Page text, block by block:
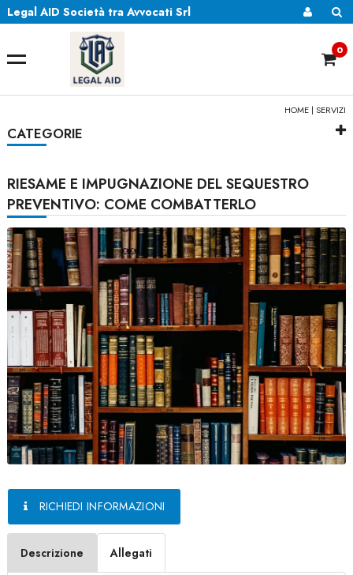
Legal AID Società tra Avvocati Srl
0
HOME |SERVIZI
CATEGORIE
RIESAME E IMPUGNAZIONE DEL SEQUESTRO
PREVENTIVO: COME COMBATTERLO
RICHIEDI INFORMAZIONI
Descrizione Allegati